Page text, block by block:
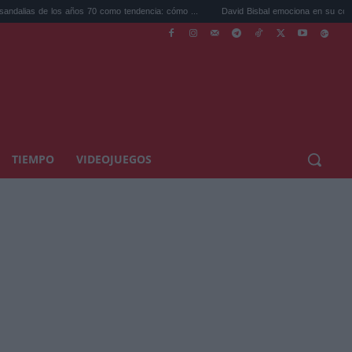
años 70 como tendencia: cómo ... David Bisbal emociona en su concierto de
TIEMPO VIDEOJUEGOS